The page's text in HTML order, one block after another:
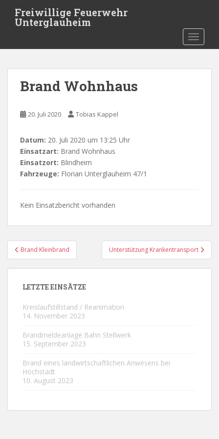
Freiwillige Feuerwehr
Unterglauheim
Brand Wohnhaus
20. Juli 2020 Tobias Kappel
Datum: 20. Juli 2020 um 13:25 Uhr
Einsatzart: Brand Wohnhaus
Einsatzort: Blindheim
Fahrzeuge: Florian Unterglauheim 47/1
Kein Einsatzbericht vorhanden
Beitragsnavigation
Brand Kleinbrand Unterstützung Krankentransport
LETZTE EINSÄTZE
Kreislaufstillstand / Reanimation
14. November 2023
Brandmeldeanlage Bahn Stellwerk
15. September 2023
Brand eines landwirtschaftlichen Anwesens bei
Höchstädt
10. August 2023